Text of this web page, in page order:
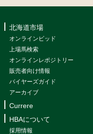
北海道市場
オンラインビッド
上場馬検索
オンラインレポジトリー
販売者向け情報
バイヤーズガイド
アーカイブ
Currere
HBAについて
採用情報